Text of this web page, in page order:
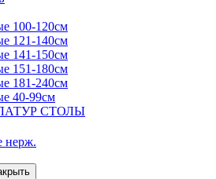
100-120см
121-140см
141-150см
151-180см
181-240см
40-99см
СТОЛЫ
нерж.